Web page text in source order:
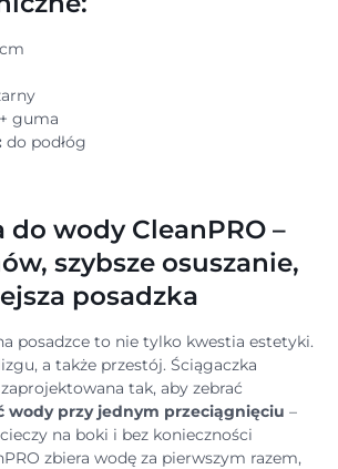
guma
do podłóg
do wody CleanPRO –
szybsze osuszanie,
posadzka
posadzce to nie tylko kwestia estetyki.
a także przestój. Ściągaczka
zaprojektowana tak, aby zebrać
wody przy jednym przeciągnięciu –
na boki i bez konieczności
zbiera wodę za pierwszym razem,